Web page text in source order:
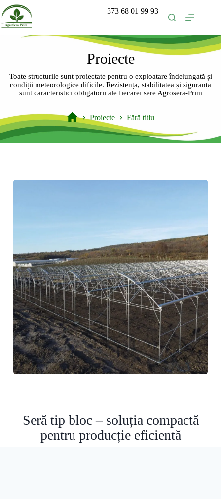
Sari
la
conținut
+373 68 01 99 93
Proiecte
Toate structurile sunt proiectate pentru o exploatare îndelungată și
condiții meteorologice dificile. Rezistența, stabilitatea și siguranța
sunt caracteristici obligatorii ale fiecărei sere Agrosera-Prim
Prima
Proiecte Fără titlu
Seră tip bloc – soluția compactă
pentru producție eficientă